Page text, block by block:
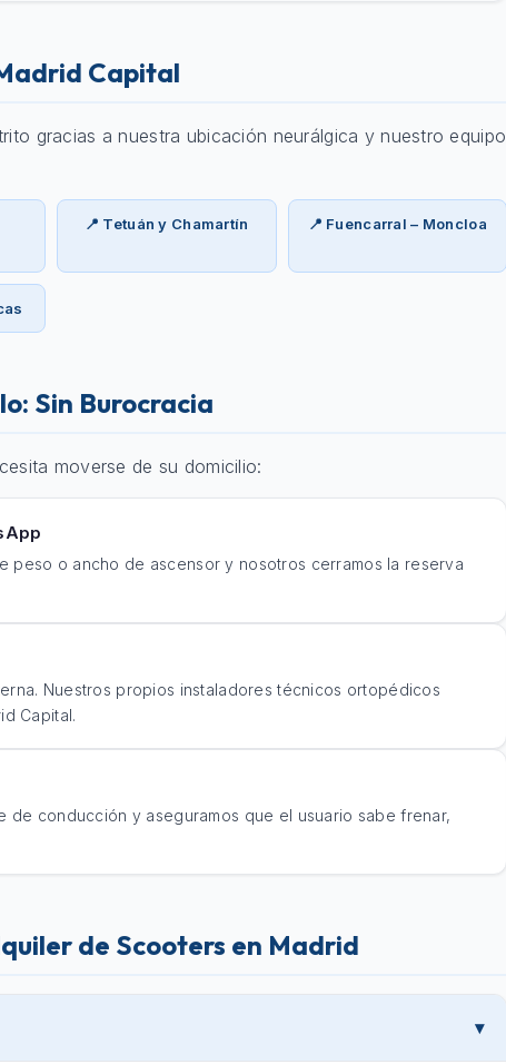
Capital
gracias a nuestra ubicación neurálgica y nuestro equipo
📍 Tetuán y Chamartín 📍 Fuencarral – Moncloa
Sin Burocracia
moverse de su domicilio:
peso o ancho de ascensor y nosotros cerramos la reserva
Nuestros propios instaladores técnicos ortopédicos
Capital.
de conducción y aseguramos que el usuario sabe frenar,
de Scooters en Madrid